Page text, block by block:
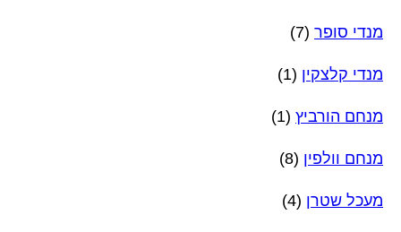
מנדי סופר (7)
מנדי קלצקין (1)
מנחם הורביץ (1)
מנחם וולפין (8)
מעכל שטרן (4)